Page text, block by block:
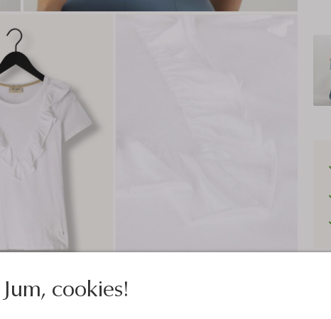
Jum, cookies!